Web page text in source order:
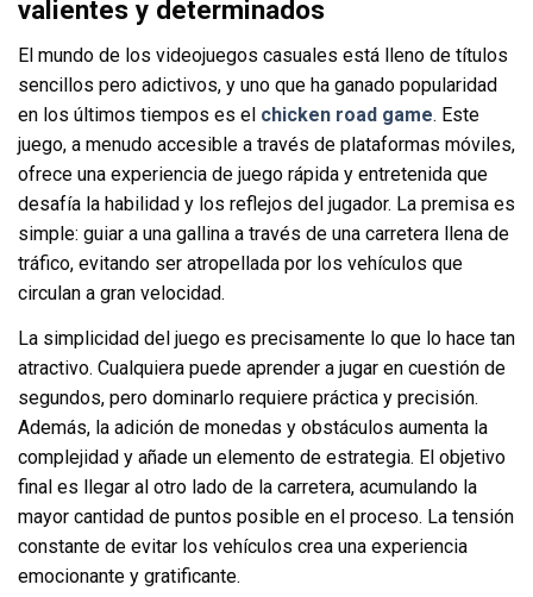
valientes y determinados
El mundo de los videojuegos casuales está lleno de títulos
sencillos pero adictivos, y uno que ha ganado popularidad
en los últimos tiempos es el chicken road game. Este
juego, a menudo accesible a través de plataformas móviles,
ofrece una experiencia de juego rápida y entretenida que
desafía la habilidad y los reflejos del jugador. La premisa es
simple: guiar a una gallina a través de una carretera llena de
tráfico, evitando ser atropellada por los vehículos que
circulan a gran velocidad.
La simplicidad del juego es precisamente lo que lo hace tan
atractivo. Cualquiera puede aprender a jugar en cuestión de
segundos, pero dominarlo requiere práctica y precisión.
Además, la adición de monedas y obstáculos aumenta la
complejidad y añade un elemento de estrategia. El objetivo
final es llegar al otro lado de la carretera, acumulando la
mayor cantidad de puntos posible en el proceso. La tensión
constante de evitar los vehículos crea una experiencia
emocionante y gratificante.